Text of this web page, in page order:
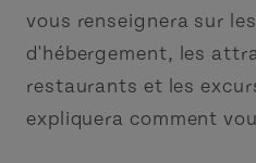
vous renseignera sur
d'hébergement, les
restaurants et les
expliquera comment